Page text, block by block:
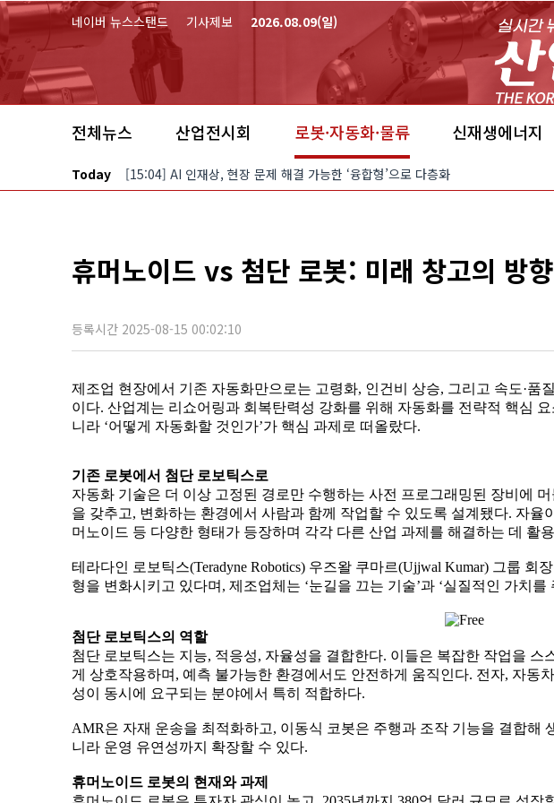
본문 바로가기
네이버 뉴스스탠드 기사제보 2026.08.09(일)
전체뉴스 산업전시회 로봇·자동화·물류 신재생에너지
Today [15:04] AI 인재상, 현장 문제 해결 가능한 ‘융합형’으로 다층화
휴머노이드 vs 첨단 로봇: 미래 창고의 방향
등록시간 2025-08-15 00:02:10